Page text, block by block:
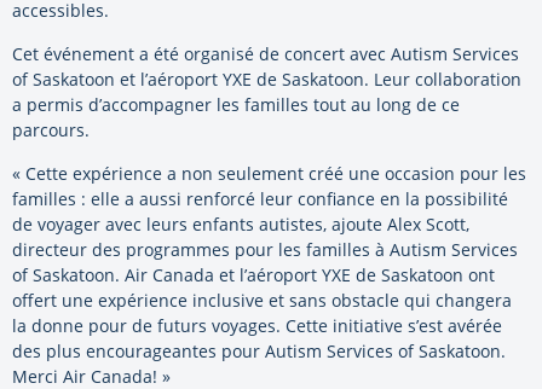
accessibles.
Cet événement a été organisé de concert avec Autism Services
of Saskatoon et l’aéroport YXE de Saskatoon. Leur collaboration
a permis d’accompagner les familles tout au long de ce
parcours.
« Cette expérience a non seulement créé une occasion pour les
familles : elle a aussi renforcé leur confiance en la possibilité
de voyager avec leurs enfants autistes, ajoute Alex Scott,
directeur des programmes pour les familles à Autism Services
of Saskatoon. Air Canada et l’aéroport YXE de Saskatoon ont
offert une expérience inclusive et sans obstacle qui changera
la donne pour de futurs voyages. Cette initiative s’est avérée
des plus encourageantes pour Autism Services of Saskatoon.
Merci Air Canada! »